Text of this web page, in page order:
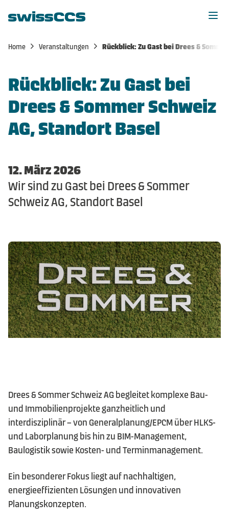
Aktuelles
Veranstaltungen
Mitgliedschaft
Über uns
DE|FR|EN
Home Veranstaltungen Rückblick: Zu Gast bei Drees &
Rückblick: Zu Gast bei
Drees & Sommer Schweiz
AG, Standort Basel
12. März 2026
Wir sind zu Gast bei Drees & Sommer
Schweiz AG, Standort Basel
Drees & Sommer Schweiz AG begleitet komplexe Bau-
und Immobilienprojekte ganzheitlich und
interdisziplinär – von Generalplanung/EPCM über HLKS-
und Laborplanung bis hin zu BIM-Management,
Baulogistik sowie Kosten- und Terminmanagement.
Ein besonderer Fokus liegt auf nachhaltigen,
energieeffizienten Lösungen und innovativen
Planungskonzepten.